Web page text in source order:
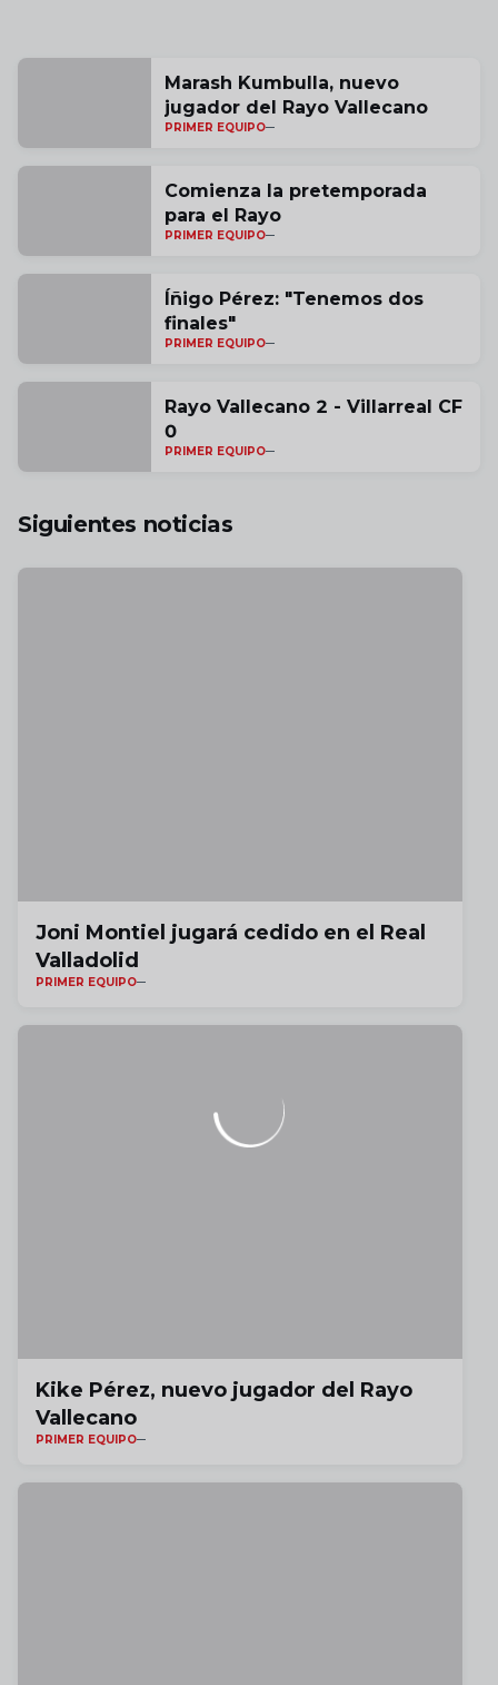
Marash Kumbulla, nuevo
jugador del Rayo Vallecano
PRIMER EQUIPO
Comienza la pretemporada
para el Rayo
PRIMER EQUIPO
Íñigo Pérez: "Tenemos dos
finales"
PRIMER EQUIPO
Rayo Vallecano 2 - Villarreal CF
0
PRIMER EQUIPO
Siguientes noticias
Joni Montiel jugará cedido en el Real
Valladolid
PRIMER EQUIPO
Kike Pérez, nuevo jugador del Rayo
Vallecano
PRIMER EQUIPO